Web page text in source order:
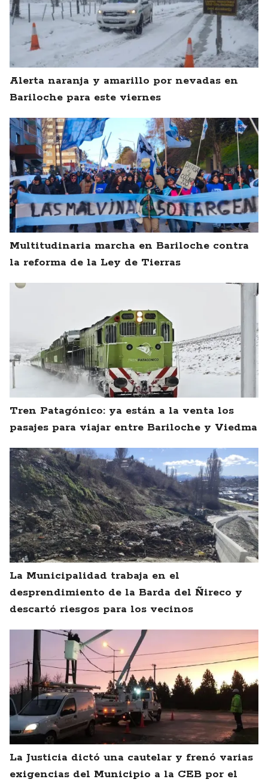
Alerta naranja y amarillo por nevadas en
Bariloche para este viernes
Multitudinaria marcha en Bariloche contra
la reforma de la Ley de Tierras
Tren Patagónico: ya están a la venta los
pasajes para viajar entre Bariloche y Viedma
La Municipalidad trabaja en el
desprendimiento de la Barda del Ñireco y
descartó riesgos para los vecinos
La Justicia dictó una cautelar y frenó varias
exigencias del Municipio a la CEB por el